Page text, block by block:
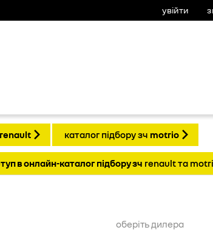
увійти
renault каталог підбору зч motrio
в онлайн-каталог підбору зч renault та
оберіть дилера